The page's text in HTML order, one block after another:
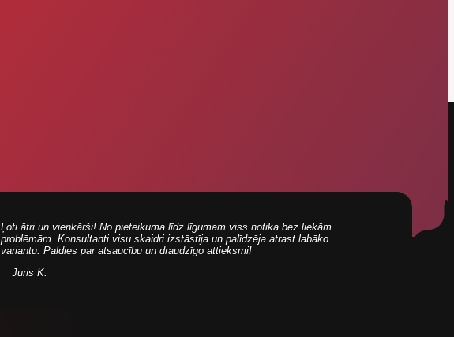
Ļoti ātri un vienkārši! No pieteikuma līdz līgumam viss notika bez liekām
problēmām. Konsultanti visu skaidri izstāstīja un palīdzēja atrast labāko
variantu. Paldies par atsaucību un draudzīgo attieksmi!
Juris K.